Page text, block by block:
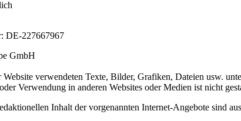
DE-227667967
GmbH
verwendeten Texte, Bilder, Grafiken, Dateien usw.
Verwendung in anderen Websites oder Medien ist nicht
Inhalt der vorgenannten Internet-Angebote sind